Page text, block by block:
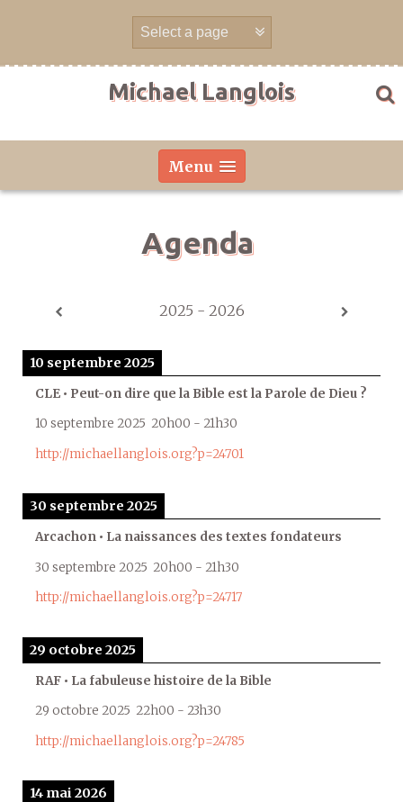
Michael Langlois
Menu
Agenda
2025 - 2026
10 septembre 2025
CLE • Peut-on dire que la Bible est la Parole de Dieu ?
10 septembre 2025 20h00 - 21h30
http://michaellanglois.org?p=24701
30 septembre 2025
Arcachon • La naissances des textes fondateurs
30 septembre 2025 20h00 - 21h30
http://michaellanglois.org?p=24717
29 octobre 2025
RAF • La fabuleuse histoire de la Bible
29 octobre 2025 22h00 - 23h30
http://michaellanglois.org?p=24785
14 mai 2026